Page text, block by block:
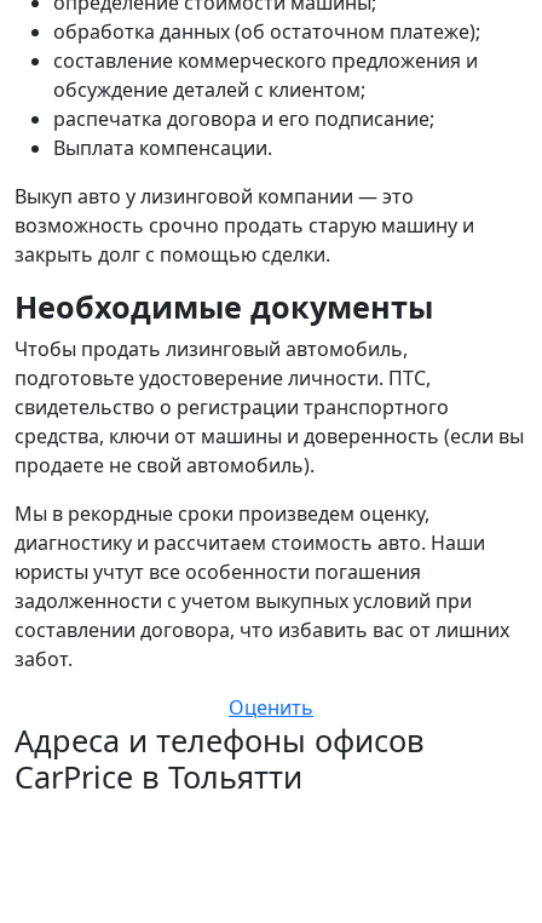
обработка данных (об остаточном платеже);
составление коммерческого предложения и
обсуждение деталей с клиентом;
распечатка договора и его подписание;
Выплата компенсации.
Выкуп авто у лизинговой компании — это
возможность срочно продать старую машину и
закрыть долг с помощью сделки.
Необходимые документы
Чтобы продать лизинговый автомобиль,
подготовьте удостоверение личности. ПТС,
свидетельство о регистрации транспортного
средства, ключи от машины и доверенность (если вы
продаете не свой автомобиль).
Мы в рекордные сроки произведем оценку,
диагностику и рассчитаем стоимость авто. Наши
юристы учтут все особенности погашения
задолженности с учетом выкупных условий при
составлении договора, что избавить вас от лишних
забот.
Оценить
Адреса и телефоны офисов
CarPrice в Тольятти